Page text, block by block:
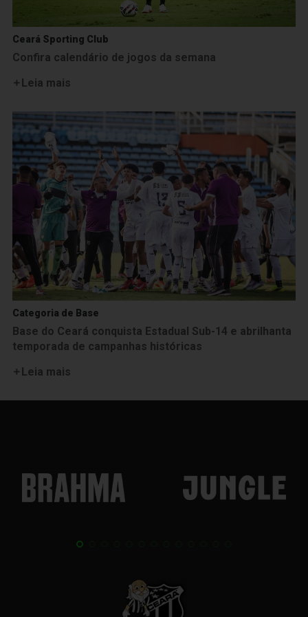
Ceará Sporting Club
Confira calendário de jogos da semana
Leia mais
Categoria de Base
Base do Ceará conquista Estadual Sub-14 e abrilhanta
temporada de campanhas históricas
Leia mais